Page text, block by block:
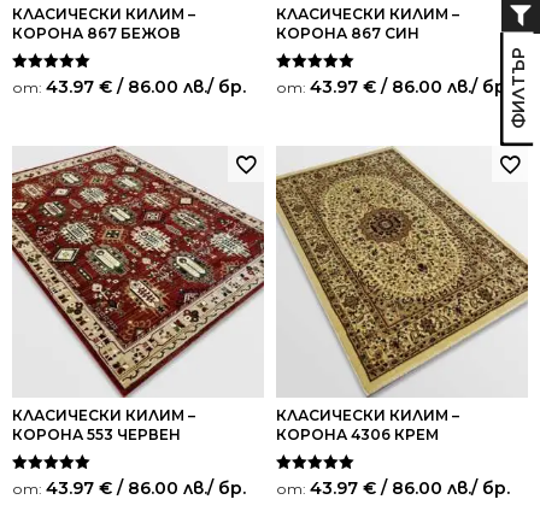
КЛАСИЧЕСКИ КИЛИМ –
КОРОНА 867 БЕЖОВ
Оценено на
5.00
от: 43.97 € / 86.00 лв./ бр.
КЛАСИЧЕСКИ КИЛИМ –
КОРОНА 867 СИН
Оценено на
5.00
от: 43.97 € / 86.00 лв./ бр.
КЛАСИЧЕСКИ КИЛИМ –
КОРОНА 553 ЧЕРВЕН
Оценено на
5.00
от: 43.97 € / 86.00 лв./ бр.
КЛАСИЧЕСКИ КИЛИМ –
КОРОНА 4306 КРЕМ
Оценено на
5.00
от: 43.97 € / 86.00 лв./ бр.